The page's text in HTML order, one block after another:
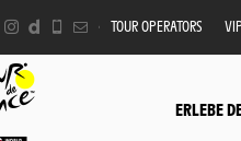
TOUR OPERATORS
ERLEBE